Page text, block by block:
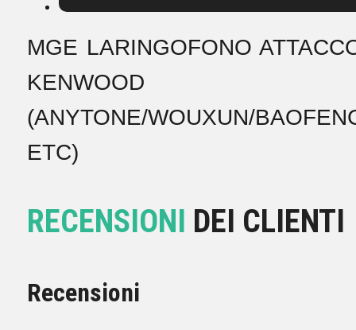
MGE LARINGOFONO
KENWOOD
(ANYTONE/WOUXUN/
ETC)
RECENSIONI DEI CLIENTI
Recensioni